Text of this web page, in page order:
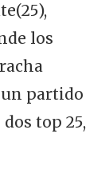
los
partido
top 25,